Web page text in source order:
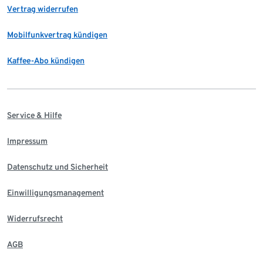
Vertrag widerrufen
Mobilfunkvertrag kündigen
Kaffee-Abo kündigen
Service & Hilfe
Impressum
Datenschutz und Sicherheit
Einwilligungsmanagement
Widerrufsrecht
AGB